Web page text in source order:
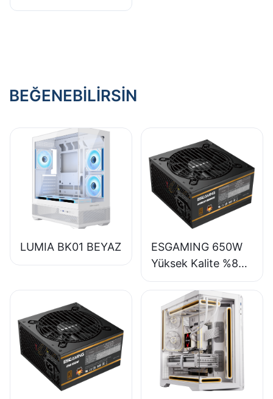
mı?
BEĞENEBILIRSIN
LUMIA BK01 BEYAZ
ESGAMING 650W
Yüksek Kalite %85
Verimlilik Tam
Modüler 80+
Bronze Masaüstü
Bilgisayar Güç
Kaynağı ESB650W